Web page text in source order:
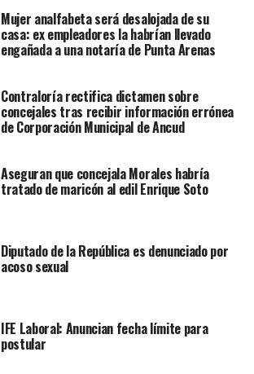
Mujer analfabeta será desalojada de su
casa: ex empleadores la habrían llevado
engañada a una notaría de Punta Arenas
Contraloría rectifica dictamen sobre
concejales tras recibir información errónea
de Corporación Municipal de Ancud
Aseguran que concejala Morales habría
tratado de maricón al edil Enrique Soto
Diputado de la República es denunciado por
acoso sexual
IFE Laboral: Anuncian fecha límite para
postular